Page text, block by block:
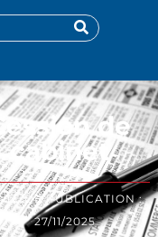
de
cabinet
DE PUBLICATION :
27/11/2025